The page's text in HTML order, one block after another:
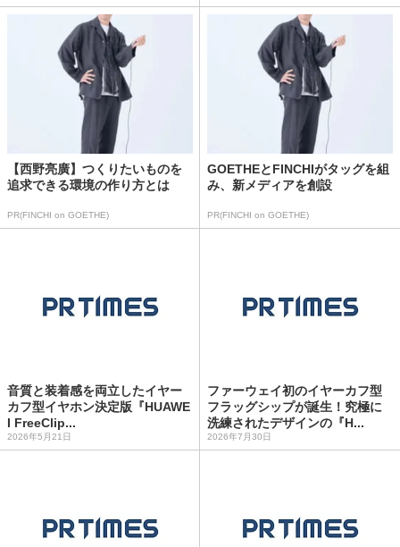
【西野亮廣】つくりたいものを
追求できる環境の作り方とは
PR(FINCHI on GOETHE)
GOETHEとFINCHIがタッグを組
み、新メディアを創設
PR(FINCHI on GOETHE)
音質と装着感を両立したイヤー
カフ型イヤホン決定版『HUAWE
I FreeClip...
2026年5月21日
ファーウェイ初のイヤーカフ型
フラッグシップが誕生！究極に
洗練されたデザインの『H...
2026年7月30日